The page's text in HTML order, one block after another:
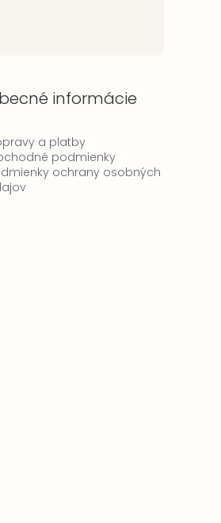
informácie
a platby
podmienky
ochrany osobných